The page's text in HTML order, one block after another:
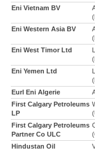
Eni Vietnam BV
Eni Western Asia BV
Eni West Timor Ltd
Eni Yemen Ltd
Eurl Eni Algerie
First Calgary Petroleums
LP
First Calgary Petroleums
Partner Co ULC
Hindustan Oil